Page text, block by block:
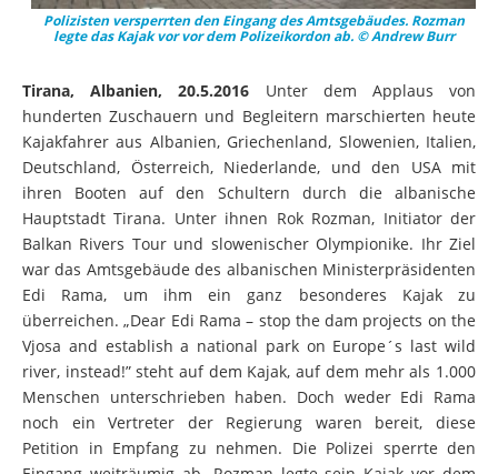
Polizisten versperrten den Eingang des Amtsgebäudes. Rozman
legte das Kajak vor vor dem Polizeikordon ab. © Andrew Burr
Tirana, Albanien, 20.5.2016 Unter dem Applaus von
hunderten Zuschauern und Begleitern marschierten heute
Kajakfahrer aus Albanien, Griechenland, Slowenien, Italien,
Deutschland, Österreich, Niederlande, und den USA mit
ihren Booten auf den Schultern durch die albanische
Hauptstadt Tirana. Unter ihnen Rok Rozman, Initiator der
Balkan Rivers Tour und slowenischer Olympionike. Ihr Ziel
war das Amtsgebäude des albanischen Ministerpräsidenten
Edi Rama, um ihm ein ganz besonderes Kajak zu
überreichen. „Dear Edi Rama – stop the dam projects on the
Vjosa and establish a national park on Europe´s last wild
river, instead!” steht auf dem Kajak, auf dem mehr als 1.000
Menschen unterschrieben haben. Doch weder Edi Rama
noch ein Vertreter der Regierung waren bereit, diese
Petition in Empfang zu nehmen. Die Polizei sperrte den